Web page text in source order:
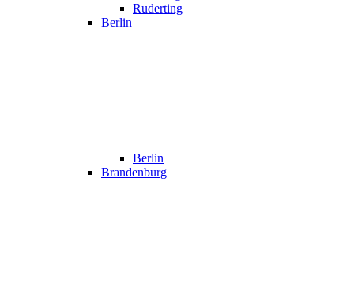
Ruderting
Berlin
Berlin
Brandenburg